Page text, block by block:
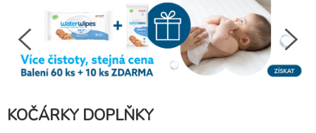
KOČÁRKY DOPLŇKY